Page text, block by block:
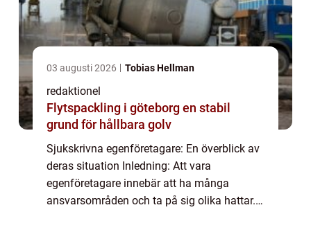
03 augusti 2026 Tobias Hellman
redaktionel
Flytspackling i göteborg en stabil
grund för hållbara golv
Sjukskrivna egenföretagare: En överblick av
deras situation Inledning: Att vara
egenföretagare innebär att ha många
ansvarsområden och ta på sig olika hattar.